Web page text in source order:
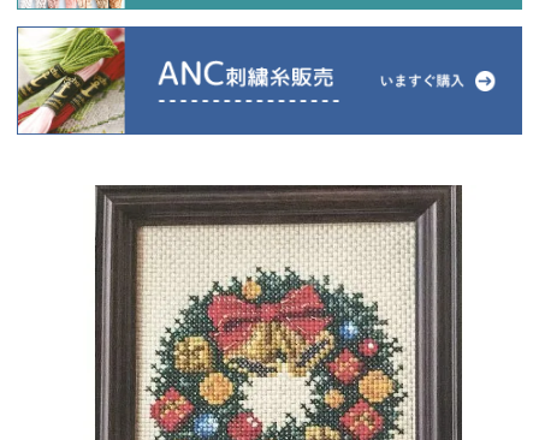
よくあるご質問
ご利用ガイド
返品特約について
新規会員登録
会員規約について
特定商取引法について